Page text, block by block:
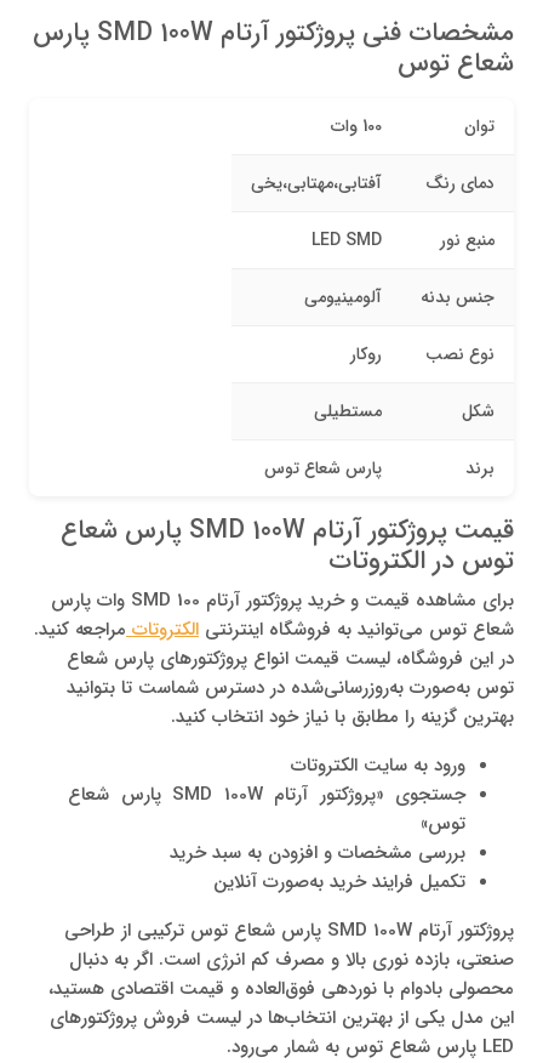
مشخصات فنی پروژکتور آرتام SMD 100W پارس
شعاع توس
توان 100 وات
دمای رنگ آفتابی،مهتابی،یخی
منبع نور LED SMD
جنس بدنه آلومینیومی
نوع نصب روکار
شکل مستطیلی
برند پارس شعاع توس
قیمت پروژکتور آرتام SMD 100W پارس شعاع
توس در الکتروتات
برای مشاهده قیمت و خرید پروژکتور آرتام SMD 100 وات پارس
شعاع توس می‌توانید به فروشگاه اینترنتی الکتروتاتمراجعه کنید.
در این فروشگاه، لیست قیمت انواع پروژکتورهای پارس شعاع
توس به‌صورت به‌روزرسانی‌شده در دسترس شماست تا بتوانید
بهترین گزینه را مطابق با نیاز خود انتخاب کنید.
ورود به سایت الکتروتات
جستجوی «پروژکتور آرتام SMD 100W پارس شعاع
توس»
بررسی مشخصات و افزودن به سبد خرید
تکمیل فرایند خرید به‌صورت آنلاین
پروژکتور آرتام SMD 100W پارس شعاع توس ترکیبی از طراحی
صنعتی، بازده نوری بالا و مصرف کم انرژی است. اگر به دنبال
محصولی بادوام با نوردهی فوق‌العاده و قیمت اقتصادی هستید،
این مدل یکی از بهترین انتخاب‌ها در لیست فروش پروژکتورهای
LED پارس شعاع توس به شمار می‌رود.